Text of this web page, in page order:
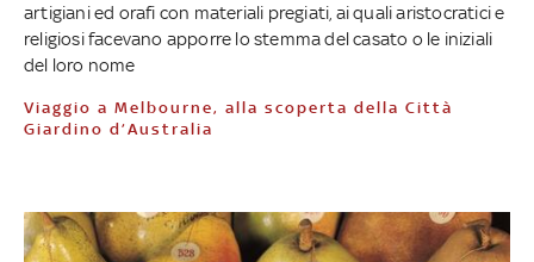
artigiani ed orafi con materiali pregiati, ai quali aristocratici e
religiosi facevano apporre lo stemma del casato o le iniziali
del loro nome
Viaggio a Melbourne, alla scoperta della Città
Giardino d’Australia